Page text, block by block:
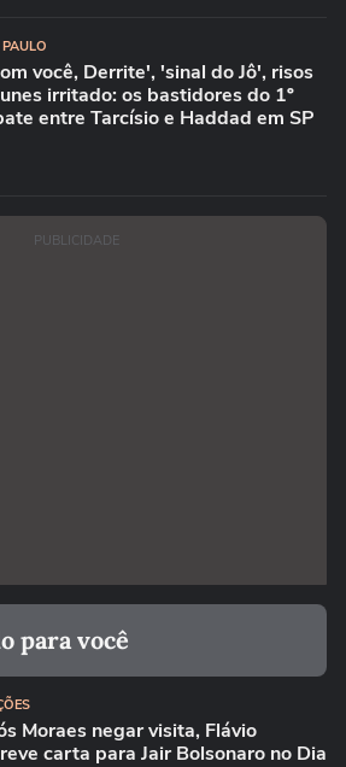
você, Derrite', 'sinal do Jô', risos
irritado: os bastidores do 1º
entre Tarcísio e Haddad em SP
PUBLICIDADE
para você
Moraes negar visita, Flávio
carta para Jair Bolsonaro no Dia